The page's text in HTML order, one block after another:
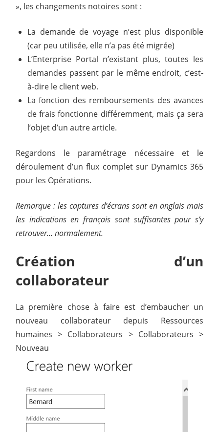
», les changements notoires sont :
La demande de voyage n’est plus disponible
(car peu utilisée, elle n’a pas été migrée)
L’Enterprise Portal n’existant plus, toutes les
demandes passent par le même endroit, c’est-
à-dire le client web.
La fonction des remboursements des avances
de frais fonctionne différemment, mais ça sera
l’objet d’un autre article.
Regardons le paramétrage nécessaire et le
déroulement d’un flux complet sur Dynamics 365
pour les Opérations.
Remarque : les captures d’écrans sont en anglais mais
les indications en français sont suffisantes pour s’y
retrouver… normalement.
Création d’un
collaborateur
La première chose à faire est d’embaucher un
nouveau collaborateur depuis Ressources
humaines > Collaborateurs > Collaborateurs >
Nouveau